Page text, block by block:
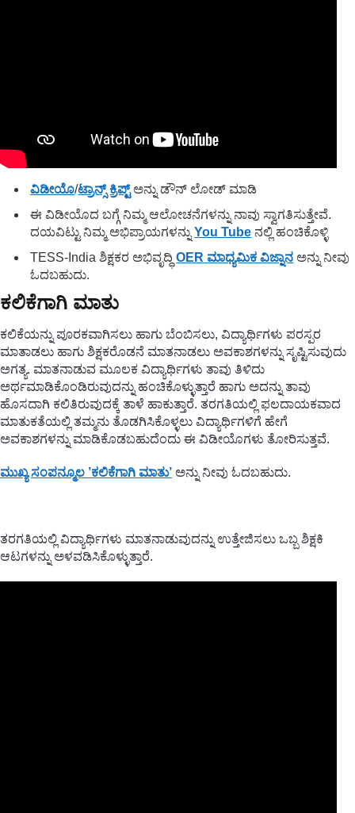
ವಿಡೀಯೊ/ಟ್ರಾನ್ಸ್ ಕ್ರಿಪ್ಟ್ಅನ್ನು ಡೌನ್ ಲೋಡ್ ಮಾಡಿ
ಈ ವಿಡೀಯೊದ ಬಗ್ಗೆ ನಿಮ್ಮ ಆಲೋಚನೆಗಳನ್ನು ನಾವು ಸ್ವಾಗತಿಸುತ್ತೇವೆ.
ದಯವಿಟ್ಟು ನಿಮ್ಮ ಅಭಿಪ್ರಾಯಗಳನ್ನುYou Tube ನಲ್ಲಿ ಹಂಚಿಕೊಳ್ಳಿ
TESS-India ಶಿಕ್ಷಕರ ಅಭಿವೃದ್ಧಿOER ಮಾಧ್ಯಮಿಕ ವಿಜ್ನಾನ ಅನ್ನು ನೀವು
ಓದಬಹುದು.
ಕಲಿಕೆಗಾಗಿ ಮಾತು
ಕಲಿಕೆಯನ್ನು ಪೂರಕವಾಗಿಸಲು ಹಾಗು ಬೆಂಬಿಸಲು, ವಿದ್ಯಾರ್ಥಿಗಳು ಪರಸ್ಪರ
ಮಾತಾಡಲು ಹಾಗು ಶಿಕ್ಷಕರೊಡನೆ ಮಾತನಾಡಲು ಅವಕಾಶಗಳನ್ನು ಸೃಷ್ಟಿಸುವುದು
ಅಗತ್ಯ. ಮಾತನಾಡುವ ಮೂಲಕ ವಿದ್ಯಾರ್ಥಿಗಳು ತಾವು ತಿಳಿದು
ಅರ್ಥಮಾಡಿಕೊಂಡಿರುವುದನ್ನು ಹಂಚಿಕೊಳ್ಳುತ್ತಾರೆ ಹಾಗು ಅದನ್ನು ತಾವು
ಹೊಸದಾಗಿ ಕಲಿತಿರುವುದಕ್ಕೆ ತಾಳೆ ಹಾಕುತ್ತಾರೆ. ತರಗತಿಯಲ್ಲಿ ಫಲದಾಯಕವಾದ
ಮಾತುಕತೆಯಲ್ಲಿ ತಮ್ಮನು ತೊಡಗಿಸಿಕೊಳ್ಳಲು ವಿದ್ಯಾರ್ಥಿಗಳಿಗೆ ಹೇಗೆ
ಅವಕಾಶಗಳನ್ನು ಮಾಡಿಕೊಡಬಹುದೆಂದು ಈ ವಿಡೀಯೊಗಳು ತೋರಿಸುತ್ತವೆ.
ಮುಖ್ಯ ಸಂಪನ್ಮೂಲ ’ಕಲಿಕೆಗಾಗಿ ಮಾತು’ ಅನ್ನು ನೀವು ಓದಬಹುದು.
ತರಗತಿಯಲ್ಲಿ ವಿದ್ಯಾರ್ಥಿಗಳು ಮಾತನಾಡುವುದನ್ನು ಉತ್ತೇಜಿಸಲು ಒಬ್ಬ ಶಿಕ್ಷಕಿ
ಆಟಗಳನ್ನು ಅಳವಡಿಸಿಕೊಳ್ಳುತ್ತಾರೆ.